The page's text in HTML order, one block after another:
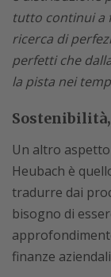
tutto continui a
ricerca di
perfetti che
la pista nei
Un altro
Heubach è
tradurre dai
bisogno di
finanze